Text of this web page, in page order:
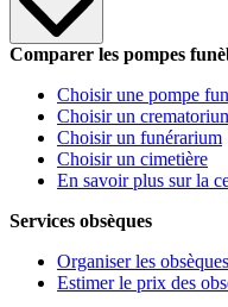
Comparer les pompes
Choisir une pompe
Choisir un
Choisir un funérarium
Choisir un cimetière
En savoir plus sur la
Services obsèques
Organiser les obsèques
Estimer le prix des